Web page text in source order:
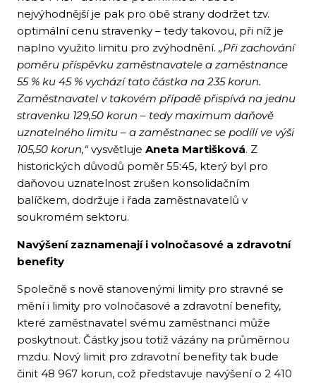
nejvýhodnější je pak pro obě strany dodržet tzv.
optimální cenu stravenky – tedy takovou, při níž je
naplno využito limitu pro zvýhodnění. „Při zachování
poměru příspěvku zaměstnavatele a zaměstnance
55 % ku 45 % vychází tato částka na 235 korun.
Zaměstnavatel v takovém případě přispívá na jednu
stravenku 129,50 korun – tedy maximum daňově
uznatelného limitu – a zaměstnanec se podílí ve výši
105,50 korun,“vysvětluje Aneta Martišková. Z
historických důvodů poměr 55:45, který byl pro
daňovou uznatelnost zrušen konsolidačním
balíčkem, dodržuje i řada zaměstnavatelů v
soukromém sektoru.
Navýšení zaznamenají i volnočasové a zdravotní
benefity
Společně s nově stanovenými limity pro stravné se
mění i limity pro volnočasové a zdravotní benefity,
které zaměstnavatel svému zaměstnanci může
poskytnout. Částky jsou totiž vázány na průměrnou
mzdu. Nový limit pro zdravotní benefity tak bude
činit 48 967 korun, což představuje navýšení o 2 410